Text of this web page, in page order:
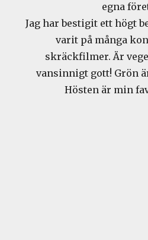
egna
Jag har bestigit ett högt
varit på många
skräckfilmer. Är
vansinnigt gott! Grön
Hösten är min